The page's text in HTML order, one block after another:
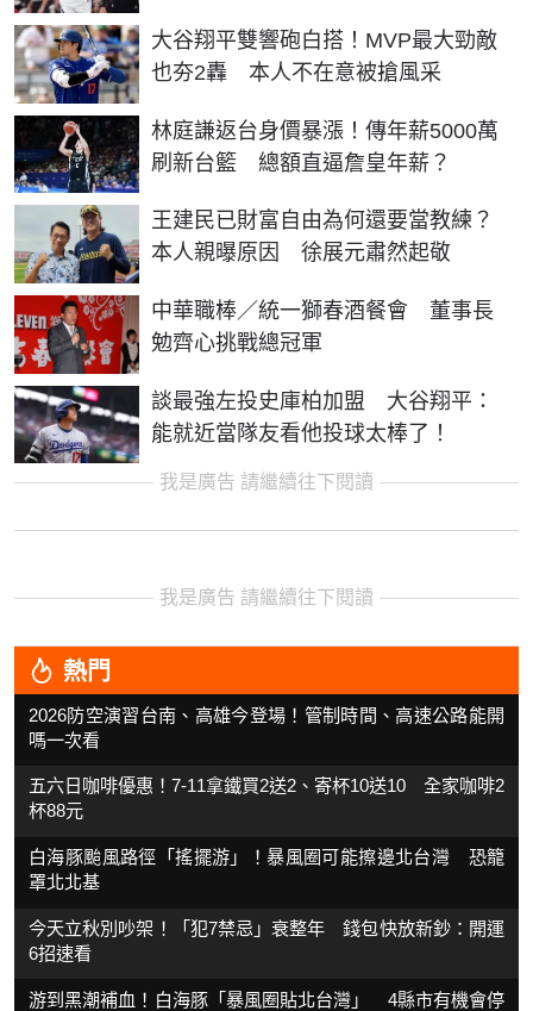
大谷翔平雙響砲白搭！MVP最大勁敵
也夯2轟 本人不在意被搶風采
林庭謙返台身價暴漲！傳年薪5000萬
刷新台籃 總額直逼詹皇年薪？
王建民已財富自由為何還要當教練？
本人親曝原因 徐展元肅然起敬
中華職棒／統一獅春酒餐會 董事長
勉齊心挑戰總冠軍
談最強左投史庫柏加盟 大谷翔平：
能就近當隊友看他投球太棒了！
我是廣告 請繼續往下閱讀
我是廣告 請繼續往下閱讀
熱門
2026防空演習台南、高雄今登場！管制時間、高速公路能開
嗎一次看
五六日咖啡優惠！7-11拿鐵買2送2、寄杯10送10 全家咖啡2
杯88元
白海豚颱風路徑「搖擺游」！暴風圈可能擦邊北台灣 恐籠
罩北北基
今天立秋別吵架！「犯7禁忌」衰整年 錢包快放新鈔：開運
6招速看
游到黑潮補血！白海豚「暴風圈貼北台灣」 4縣市有機會停